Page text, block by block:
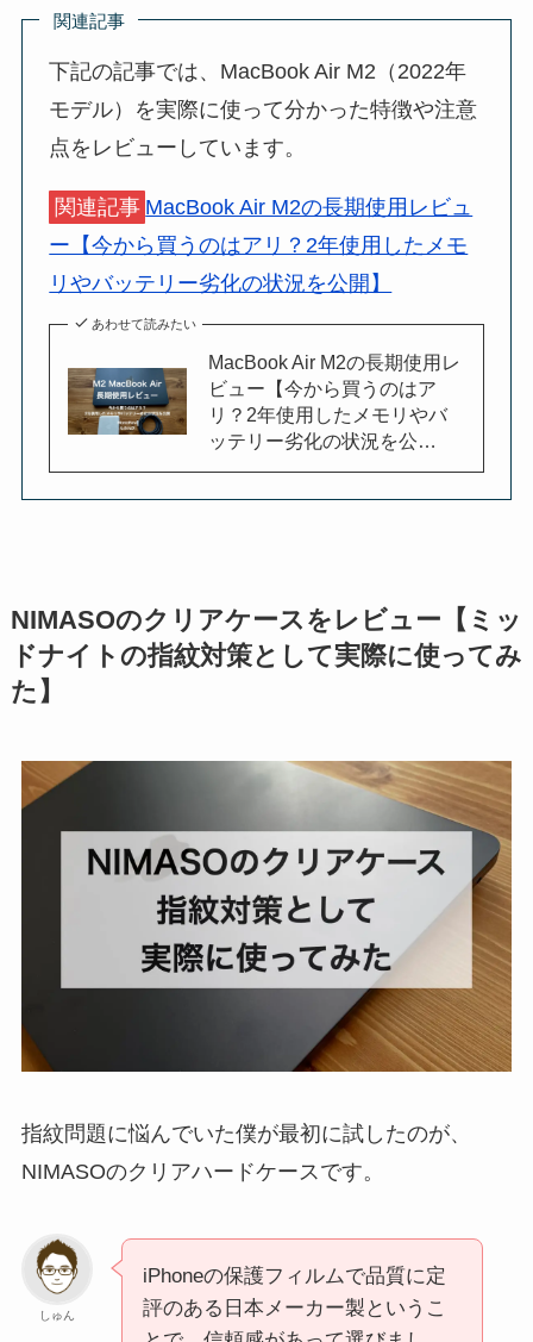
関連記事
下記の記事では、MacBook Air M2（2022年
モデル）を実際に使って分かった特徴や注意
点をレビューしています。
関連記事 MacBook Air M2の長期使用レビュ
ー【今から買うのはアリ？2年使用したメモ
リやバッテリー劣化の状況を公開】
あわせて読みたい
MacBook Air M2の長期使用レ
ビュー【今から買うのはア
リ？2年使用したメモリやバ
ッテリー劣化の状況を公…
NIMASOのクリアケースをレビュー【ミッ
ドナイトの指紋対策として実際に使ってみ
た】
指紋問題に悩んでいた僕が最初に試したのが、
NIMASOのクリアハードケースです。
しゅん
iPhoneの保護フィルムで品質に定
評のある日本メーカー製というこ